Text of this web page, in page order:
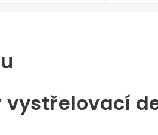
vystřelovací